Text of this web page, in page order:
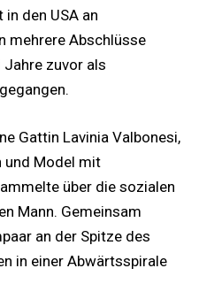
den USA an
mehrere Abschlüsse
zuvor als
Gattin Lavinia Valbonesi,
und Model mit
über die sozialen
Mann. Gemeinsam
an der Spitze des
in einer Abwärtsspirale